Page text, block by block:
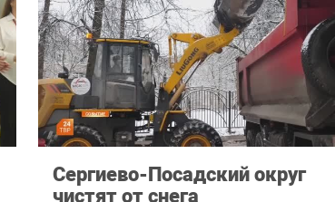
Сергиево-Посадский округ
чистят от снега